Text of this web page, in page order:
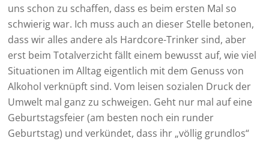
uns schon zu schaffen, dass es beim ersten Mal so
schwierig war. Ich muss auch an dieser Stelle betonen,
dass wir alles andere als Hardcore-Trinker sind, aber
erst beim Totalverzicht fällt einem bewusst auf, wie viel
Situationen im Alltag eigentlich mit dem Genuss von
Alkohol verknüpft sind. Vom leisen sozialen Druck der
Umwelt mal ganz zu schweigen. Geht nur mal auf eine
Geburtstagsfeier (am besten noch ein runder
Geburtstag) und verkündet, dass ihr „völlig grundlos“